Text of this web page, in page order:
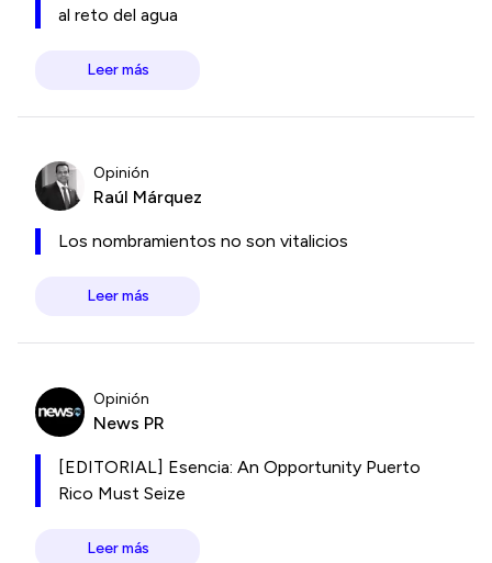
al reto del agua
Leer más
Opinión
Raúl Márquez
Los nombramientos no son vitalicios
Leer más
Opinión
News PR
[EDITORIAL] Esencia: An Opportunity Puerto
Rico Must Seize
Leer más